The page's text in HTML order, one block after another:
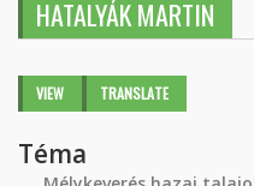
HATALYÁK MARTIN
Primary tabs
VIEW (ACTIVETRANSLATE
Téma